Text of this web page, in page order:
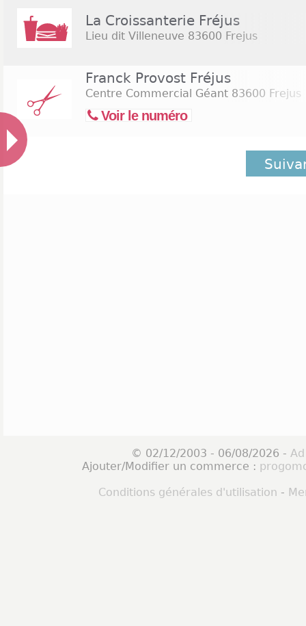
La Croissanterie Fréjus
Lieu dit Villeneuve 83600 Frejus
Franck Provost Fréjus
Centre Commercial Géant 83600 Frejus
Voir le numéro
© 02/12/2003 - 06/08/2026 -
Ajouter/Modifier un commerce :
Conditions générales d'utilisation -